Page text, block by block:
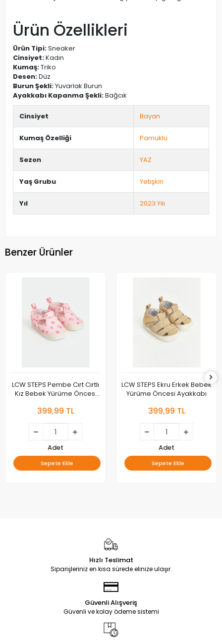
Ürün Özellikleri
Ürün Tipi:Sneaker
Cinsiyet:Kadın
Kumaş:Triko
Desen:Düz
Burun Şekli:Yuvarlak Burun
Ayakkabı Kapanma Şekli:Bağcık
Cinsiyet Bayan
Kumaş Özelliği Pamuklu
Sezon YAZ
Yaş Grubu Yetişkin
Yıl 2023 Yılı
Benzer Ürünler
LCW STEPS Pembe Cırt Cırtlı
Kız Bebek Yürüme Öncesi
399,99 TL
Adet
Sepete Ekle
LCW STEPS Ekru Erkek Bebek
Yürüme Öncesi Ayakkabı
399,99 TL
Adet
Sepete Ekle
Hızlı Teslimat
Siparişleriniz en kısa sürede elinize ulaşır.
Güvenli Alışveriş
Güvenli ve kolay ödeme sistemi